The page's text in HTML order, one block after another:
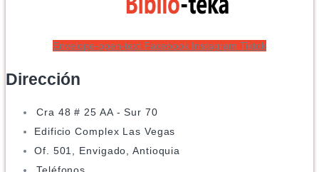
Envelope-open-text Facebook Instagram Tiktok
Dirección
Cra 48 # 25 AA - Sur 70
Edificio Complex Las Vegas
Of. 501, Envigado, Antioquia
Teléfonos